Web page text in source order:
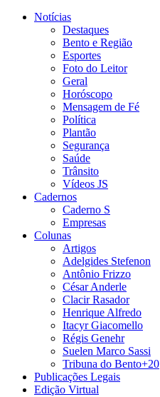
Notícias
Destaques
Bento e Região
Esportes
Foto do Leitor
Geral
Horóscopo
Mensagem de Fé
Política
Plantão
Segurança
Saúde
Trânsito
Vídeos JS
Cadernos
Caderno S
Empresas
Colunas
Artigos
Adelgides Stefenon
Antônio Frizzo
César Anderle
Clacir Rasador
Henrique Alfredo
Itacyr Giacomello
Régis Genehr
Suelen Marco Sassi
Tribuna do Bento+20
Publicações Legais
Edição Virtual